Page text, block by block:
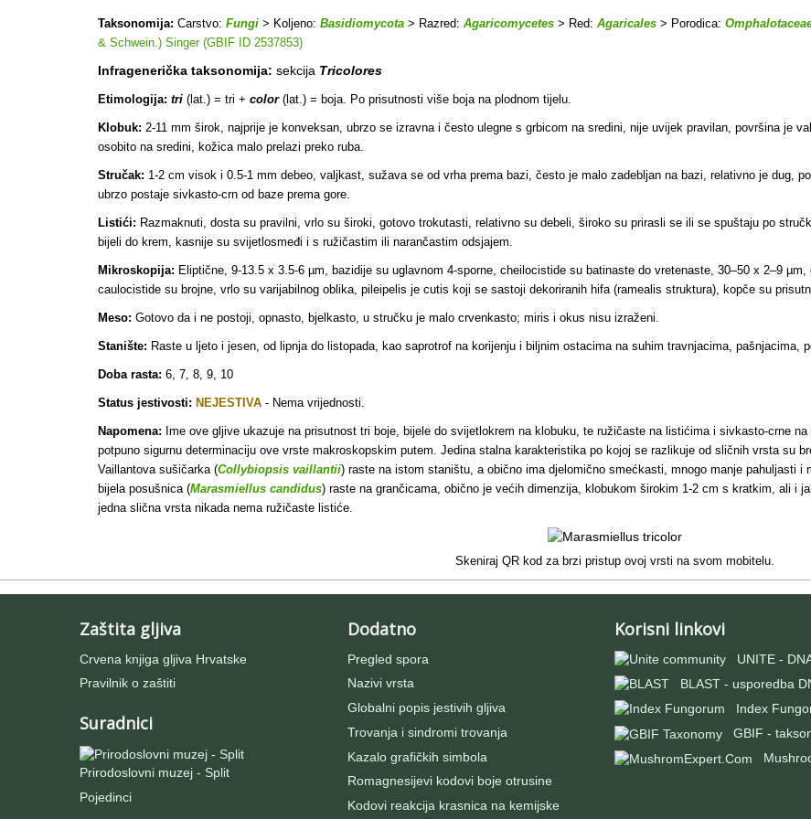
Taksonomija: Carstvo: Fungi > Koljeno: Basidiomycota > Razred: Agaricomycetes > Red: Agaricales > Porodica:
& Schwein.) Singer (GBIF ID 2537853)
Infragenerička taksonomija: sekcija Tricolores
Etimologija: tri (lat.) = tri + color(lat.) = boja. Po prisutnosti više boja na plodnom tijelu.
Klobuk: 2-11 mm širok, najprije je konveksan, ubrzo se izravna i često ulegne s grbicom na sredini, nije uvijek pravilan, površina je
osobito na sredini, kožica malo prelazi preko ruba.
Stručak: 1-2 cm visok i 0.5-1 mm debeo, valjkast, sužava se od vrha prema bazi, često je malo zadebljan na bazi, relativno je dug,
ubrzo postaje sivkasto-crn od baze prema gore.
Listići: Razmaknuti, dosta su pravilni, vrlo su široki, gotovo trokutasti, relativno su debeli, široko su prirasli se ili se spuštaju po
bijeli do krem, kasnije su svijetlosmeđi i s ružičastim ili narančastim odsjajem.
Mikroskopija: Eliptične, 9-13.5 x 3.5-6 µm, bazidije su uglavnom 4-sporne, cheilocistide su batinaste do vretenaste, 30–50 x 2–9
caulocistide su brojne, vrlo su varijabilnog oblika, pileipelis je cutis koji se sastoji dekoriranih hifa (ramealis struktura), kopče su
Meso: Gotovo da i ne postoji, opnasto, bjelkasto, u stručku je malo crvenkasto; miris i okus nisu izraženi.
Stanište: Raste u ljeto i jesen, od lipnja do listopada, kao saprotrof na korijenju i biljnim ostacima na suhim travnjacima, pašnjacima,
Doba rasta: 6, 7, 8, 9, 10
Status jestivosti: NEJESTIVA - Nema vrijednosti.
Napomena: Ime ove gljive ukazuje na prisutnost tri boje, bijele do svijetlokrem na klobuku, te ružičaste na listićima i sivkasto-crne
potpuno sigurnu determinaciju ove vrste makroskopskim putem. Jedina stalna karakteristika po kojoj se razlikuje od sličnih vrsta su
Vaillantova sušičarka (Collybiopsis vaillantii) raste na istom staništu, a obično ima djelomično smećkasti, mnogo manje pahuljasti
bijela posušnica (Marasmiellus candidus) raste na grančicama, obično je većih dimenzija, klobukom širokim 1-2 cm s kratkim, ali i
jedna slična vrsta nikada nema ružičaste listiće.
Skeniraj QR kod za brzi pristup ovoj vrsti na svom mobitelu.
Zaštita gljiva
Crvena knjiga gljiva Hrvatske
Pravilnik o zaštiti
Suradnici
Prirodoslovni muzej - Split
Pojedinci
Dodatno
Pregled spora
Nazivi vrsta
Globalni popis jestivih gljiva
Trovanja i sindromi trovanja
Kazalo grafičkih simbola
Romagnesijevi kodovi boje otrusine
Kodovi reakcija krasnica na kemijske
Korisni linkovi
UNITE -
BLAST - usporedba
Index
GBIF -